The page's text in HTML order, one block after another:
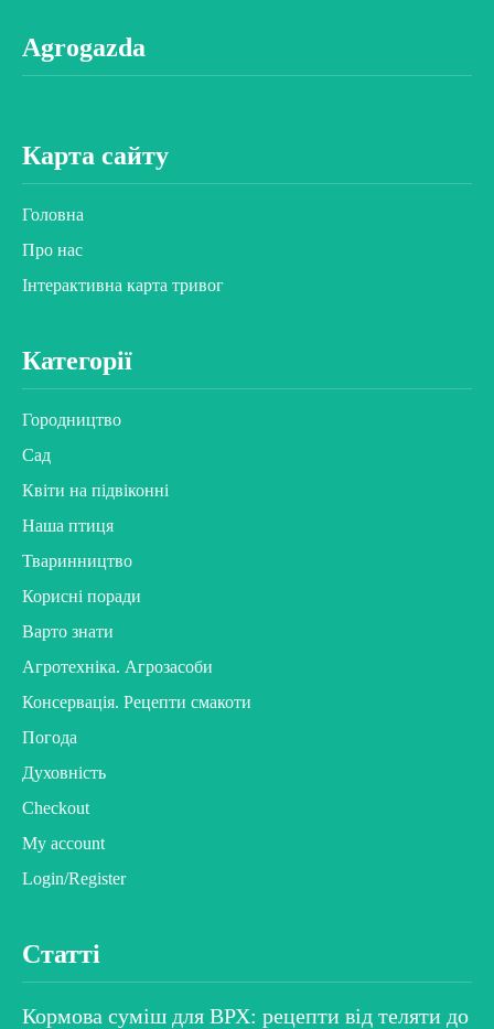
Agrogazda
Карта сайту
Головна
Про нас
Інтерактивна карта тривог
Категорії
Городництво
Сад
Квіти на підвіконні
Наша птиця
Тваринництво
Корисні поради
Варто знати
Агротехніка. Агрозасоби
Консервація. Рецепти смакоти
Погода
Духовність
Checkout
My account
Login/Register
Статті
Кормова суміш для ВРХ: рецепти від теляти до